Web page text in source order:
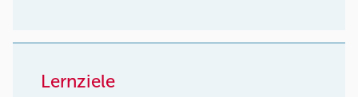
Lernziele